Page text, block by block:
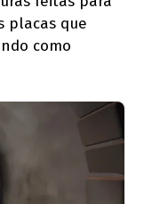
placas que
como